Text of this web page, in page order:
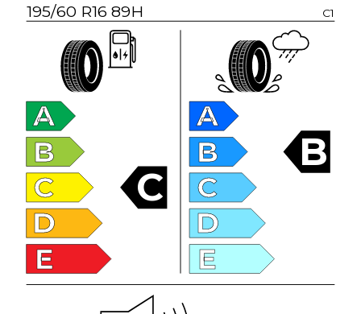
195/60 R16 89H C1
A
B
C
D
E
C
A
B
C
D
E
B